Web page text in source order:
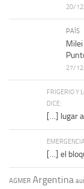
20/
PAÍS
27/
FRIGERIO Y
DICE:
[…] lugar
[…] el
AGMER Argentina